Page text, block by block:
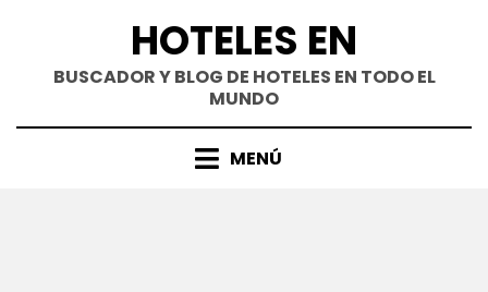
contenido
HOTELES EN
BUSCADOR Y BLOG DE HOTELES EN TODO EL
MUNDO
MENÚ